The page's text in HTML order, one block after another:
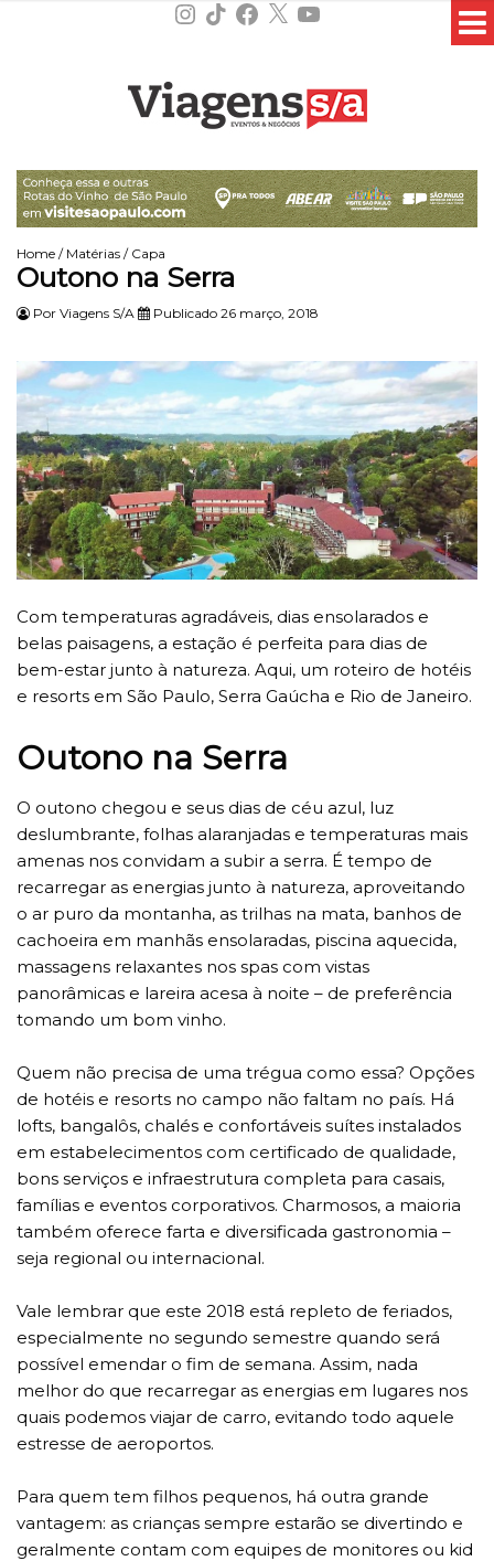
Instagram
TikTokFacebook
X YouTube
Home / Matérias / Capa
Outono na Serra
Por Viagens S/A Publicado 26 março, 2018
Com temperaturas agradáveis, dias ensolarados e
belas paisagens, a estação é perfeita para dias de
bem-estar junto à natureza. Aqui, um roteiro de hotéis
e resorts em São Paulo, Serra Gaúcha e Rio de Janeiro.
Outono na Serra
O outono chegou e seus dias de céu azul, luz
deslumbrante, folhas alaranjadas e temperaturas mais
amenas nos convidam a subir a serra. É tempo de
recarregar as energias junto à natureza, aproveitando
o ar puro da montanha, as trilhas na mata, banhos de
cachoeira em manhãs ensolaradas, piscina aquecida,
massagens relaxantes nos spas com vistas
panorâmicas e lareira acesa à noite – de preferência
tomando um bom vinho.
Quem não precisa de uma trégua como essa? Opções
de hotéis e resorts no campo não faltam no país. Há
lofts, bangalôs, chalés e confortáveis suítes instalados
em estabelecimentos com certificado de qualidade,
bons serviços e infraestrutura completa para casais,
famílias e eventos corporativos. Charmosos, a maioria
também oferece farta e diversificada gastronomia –
seja regional ou internacional.
Vale lembrar que este 2018 está repleto de feriados,
especialmente no segundo semestre quando será
possível emendar o fim de semana. Assim, nada
melhor do que recarregar as energias em lugares nos
quais podemos viajar de carro, evitando todo aquele
estresse de aeroportos.
Para quem tem filhos pequenos, há outra grande
vantagem: as crianças sempre estarão se divertindo e
geralmente contam com equipes de monitores ou kid